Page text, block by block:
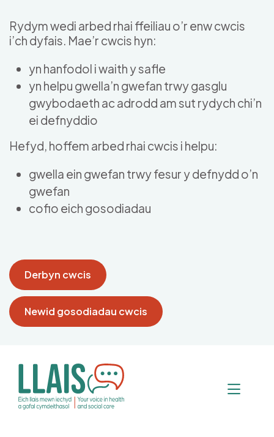
Rydym wedi arbed rhai ffeiliau o’r enw cwcis
i’ch dyfais. Mae’r cwcis hyn:
yn hanfodol i waith y safle
yn helpu gwella’n gwefan trwy gasglu
gwybodaeth ac adrodd am sut rydych chi’n
ei defnyddio
Hefyd, hoffem arbed rhai cwcis i helpu:
gwella ein gwefan trwy fesur y defnydd o’n
gwefan
cofio eich gosodiadau
Derbyn cwcis
Newid gosodiadau cwcis